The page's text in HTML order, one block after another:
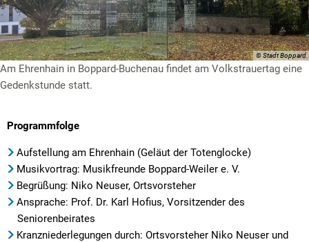
© Stadt Boppard
Am Ehrenhain in Boppard-Buchenau findet am Volkstrauertag eine
Gedenkstunde statt.
Programmfolge
Aufstellung am Ehrenhain (Geläut der Totenglocke)
Musikvortrag: Musikfreunde Boppard-Weiler e. V.
Begrüßung: Niko Neuser, Ortsvorsteher
Ansprache: Prof. Dr. Karl Hofius, Vorsitzender des
Seniorenbeirates
Kranzniederlegungen durch: Ortsvorsteher Niko Neuser und